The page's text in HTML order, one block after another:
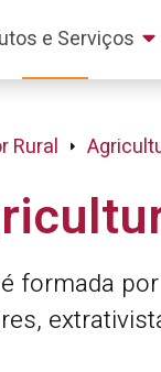
e Serviços
Rural
formada